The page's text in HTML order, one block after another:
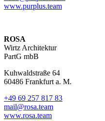
www.purplus.team
ROSA
Wirtz Architektur
PartG mbB
Kuhwaldstraße 64
60486 Frankfurt a. M.
+49 69 257 817 83
mail@rosa.team
www.rosa.team